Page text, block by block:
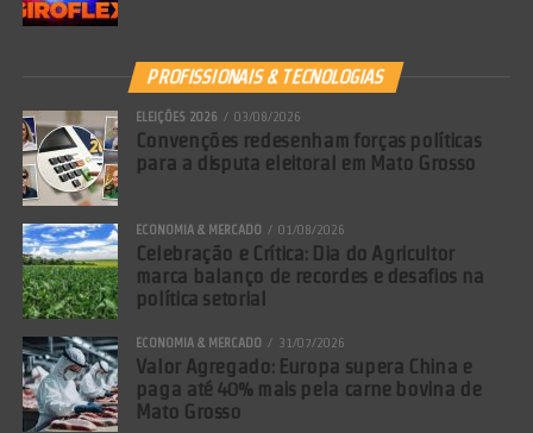
PROFISSIONAIS & TECNOLOGIAS
ELEIÇÕES 2026 03/08/2026
Convenções redesenham forças políticas
para a disputa eleitoral em Mato Grosso
ECONOMIA & MERCADO 01/08/2026
Celebração e Crítica: Dia do Agricultor
marca balanço de recordes e desafios na
política setorial
ECONOMIA & MERCADO 31/07/2026
Valor Agregado: Europa supera China e
paga até 40% mais pela carne bovina de
Mato Grosso